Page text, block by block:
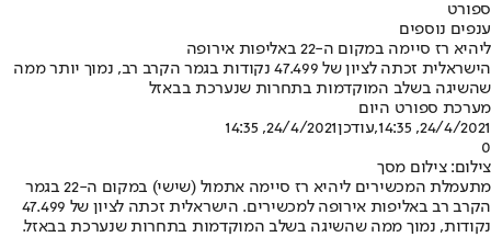
ספורט
ענפים נוספים
ליהיא רז סיימה במקום ה-22 באליפות אירופה
הישראלית זכתה לציון של 47.499 נקודות בגמר הקרב רב, נמוך יותר ממה
שהשיגה בשלב המוקדמות בתחרות שנערכת בבאזל
מערכת ספורט היום
24/4/2021, 14:35
,עודכן24/4/2021, 14:35
0
צילום: צילום מסך
מתעמלת המכשירים ליהיא רז סיימה אתמול (שישי) במקום ה-22 בגמר
הקרב רב באליפות אירופה למכשירים. הישראלית זכתה לציון של 47.499
נקודות, נמוך ממה שהשיגה בשלב המוקדמות בתחרות שנערכת בבאזל.